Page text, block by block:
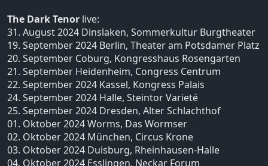
The Dark Tenor live:
31. August 2024 Dinslaken, Sommerkultur Burgtheater
19. September 2024 Berlin, Theater am Potsdamer Platz
20. September Coburg, Kongresshaus Rosengarten
21. September Heidenheim, Congress Centrum
22. September 2024 Kassel, Kongress Palais
24. September 2024 Halle, Steintor Varieté
25. September 2024 Dresden, Alter Schlachthof
01. Oktober 2024 Worms, Das Wormser
02. Oktober 2024 München, Circus Krone
03. Oktober 2024 Duisburg, Rheinhausen-Halle
04. Oktober 2024 Esslingen, Neckar Forum